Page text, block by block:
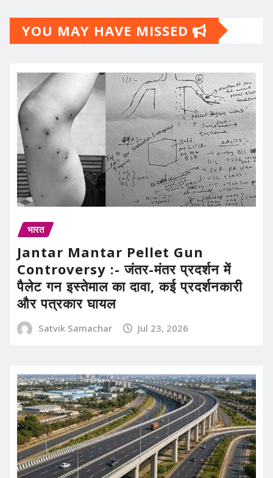
YOU MAY HAVE MISSED
भारत
Jantar Mantar Pellet Gun
Controversy :- जंतर-मंतर प्रदर्शन में
पैलेट गन इस्तेमाल का दावा, कई प्रदर्शनकारी
और पत्रकार घायल
Satvik Samachar Jul 23, 2026